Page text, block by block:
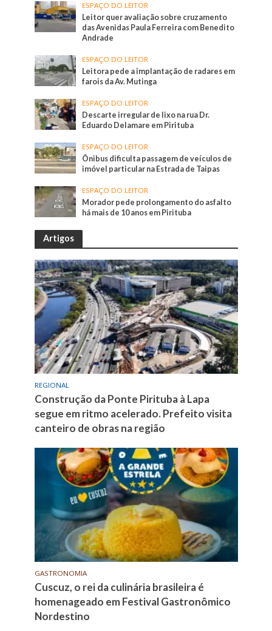
ESPAÇO DO LEITOR
Leitor quer avaliação sobre cruzamento
das Avenidas Paula Ferreira com Benedito
Andrade
ESPAÇO DO LEITOR
Leitora pede a implantação de radares em
farois da Av. Mutinga
ESPAÇO DO LEITOR
Descarte irregular de lixo na rua Dr.
Eduardo Delamare em Pirituba
ESPAÇO DO LEITOR
Ônibus dificulta passagem de veículos de
imóvel particular na Estrada de Taipas
ESPAÇO DO LEITOR
Morador pede prolongamento do asfalto
há mais de 10 anos em Pirituba
Artigos
REGIONAL
Construção da Ponte Pirituba à Lapa
segue em ritmo acelerado. Prefeito visita
canteiro de obras na região
GASTRONOMIA
Cuscuz, o rei da culinária brasileira é
homenageado em Festival Gastronômico
Nordestino